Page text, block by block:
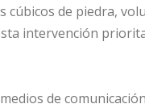
de piedra,
intervención
de